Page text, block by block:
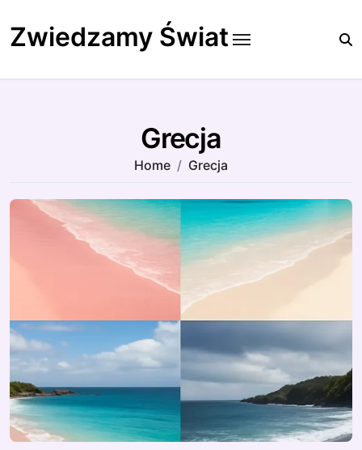
to
content
Zwiedzamy Świat
Grecja
Home Grecja